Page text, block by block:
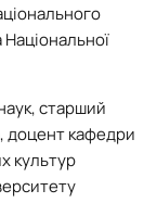
старший
доцент кафедри
культур